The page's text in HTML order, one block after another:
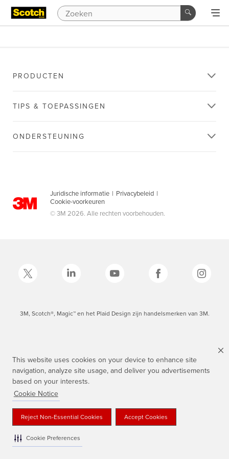
This website uses cookies on your device to enhance site
navigation, analyze site usage, and deliver you advertisements
based on your interests.
Cookie Notice
Reject Non-Essential Cookies Accept Cookies
Cookie Preferences
PRODUCTEN
TIPS & TOEPASSINGEN
ONDERSTEUNING
Juridische informatie | Privacybeleid |
Cookie-voorkeuren
© 3M 2026. Alle rechten voorbehouden.
3M, Scotch®, Magic™ en het Plaid Design zijn handelsmerken van 3M.